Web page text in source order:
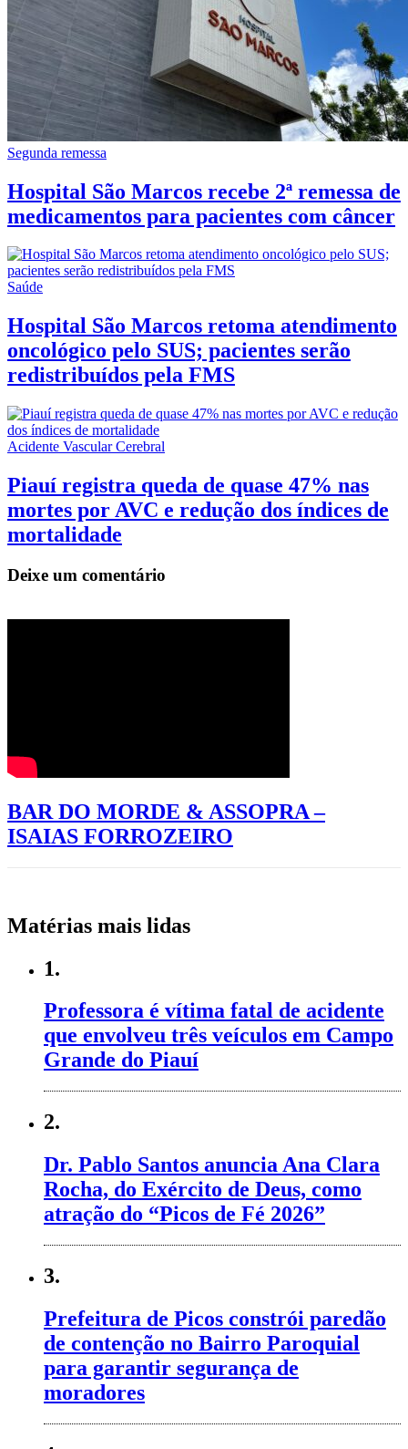
Segunda remessa
Hospital São Marcos recebe 2ª remessa de
medicamentos para pacientes com câncer
Saúde
Hospital São Marcos retoma atendimento
oncológico pelo SUS; pacientes serão
redistribuídos pela FMS
Acidente Vascular Cerebral
Piauí registra queda de quase 47% nas
mortes por AVC e redução dos índices de
mortalidade
Deixe um comentário
BAR DO MORDE & ASSOPRA –
ISAIAS FORROZEIRO
Matérias mais lidas
1.
Professora é vítima fatal de acidente
que envolveu três veículos em Campo
Grande do Piauí
2.
Dr. Pablo Santos anuncia Ana Clara
Rocha, do Exército de Deus, como
atração do “Picos de Fé 2026”
3.
Prefeitura de Picos constrói paredão
de contenção no Bairro Paroquial
para garantir segurança de
moradores